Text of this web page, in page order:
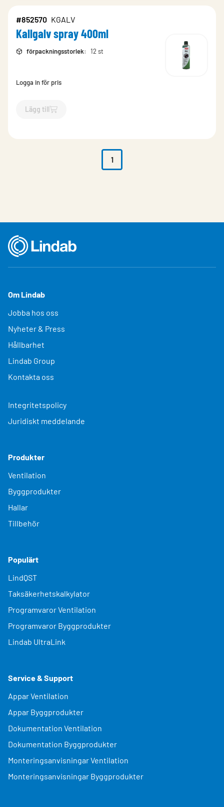
#852570 KGALV
Kallgalv spray 400ml
förpackningsstorlek: 12 st
Logga in för pris
Lägg till
`$Lägg till
1
Om Lindab
Jobba hos oss
Nyheter & Press
Hållbarhet
Lindab Group
Kontakta oss
Integritetspolicy
Juridiskt meddelande
Produkter
Ventilation
Byggprodukter
Hallar
Tillbehör
Populärt
LindQST
Taksäkerhetskalkylator
Programvaror Ventilation
Programvaror Byggprodukter
Lindab UltraLink
Service & Support
Appar Ventilation
Appar Byggprodukter
Dokumentation Ventilation
Dokumentation Byggprodukter
Monteringsanvisningar Ventilation
Monteringsanvisningar Byggprodukter